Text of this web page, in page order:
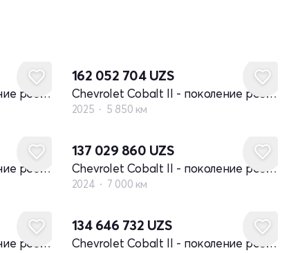
Chevrolet Cobalt II - поколение рестайлинг
162 052 704 UZS
Chevrolet Cobalt II - поколение рестайлинг
2025 5 850 км
Chevrolet Cobalt II - поколение рестайлинг
137 029 860 UZS
Chevrolet Cobalt II - поколение рестайлинг
2024 7 000 км
Chevrolet Cobalt II - поколение рестайлинг
134 646 732 UZS
Chevrolet Cobalt II - поколение рестайлинг